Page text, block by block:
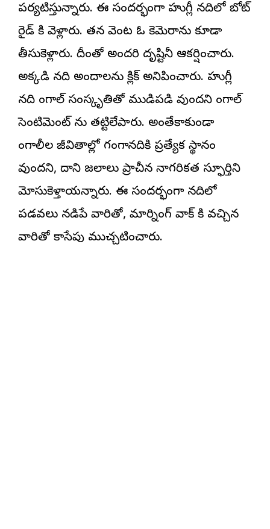
పర్యటిస్తున్నారు. ఈ సందర్భంగా హుగ్లీ నదిలో బోట్
రైడ్ కి వెళ్లారు. తన వెంట ఓ కెమెరాను కూడా
తీసుకెళ్లారు. దీంతో అందరి దృష్టినీ ఆకర్షించారు.
అక్కడి నది అందాలను క్లిక్ అనిపించారు. హుగ్లీ
నది బెంగాల్ సంస్కృతితో ముడిపడి వుందని బెంగాల్
సెంటిమెంట్ ను తట్టిలేపారు. అంతేకాకుండా
బెంగాలీల జీవితాల్లో గంగానదికి ప్రత్యేక స్థానం
వుందని, దాని జలాలు ప్రాచీన నాగరికత స్ఫూర్తిని
మోసుకెళ్తాయన్నారు. ఈ సందర్భంగా నదిలో
పడవలు నడిపే వారితో, మార్నింగ్ వాక్ కి వచ్చిన
వారితో కాసేపు ముచ్చటించారు.